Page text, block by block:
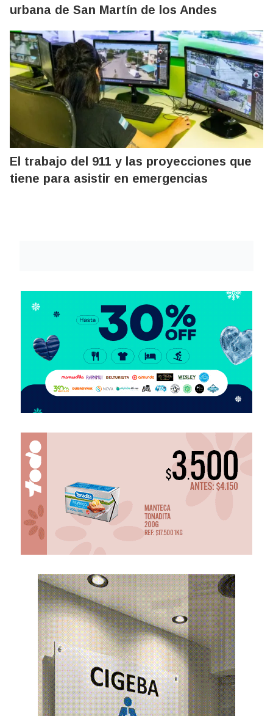
urbana de San Martín de los Andes
El trabajo del 911 y las proyecciones que
tiene para asistir en emergencias